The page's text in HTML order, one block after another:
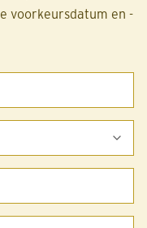
voorkeursdatum en -